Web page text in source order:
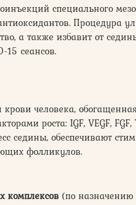
специального
Процедура
а также избавит от
15 сеансов.
человека,
роста: IGF, VEGF, FGF,
седины, обеспечивают
фолликулов.
комплексов (по назначению